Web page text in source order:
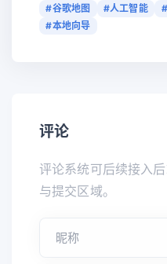
#谷歌地图 #人工智能
#本地向导
评论
评论系统可后续接入
与提交区域。